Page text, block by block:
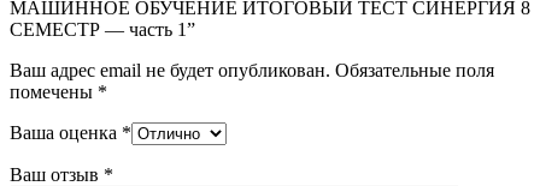
МАШИННОЕ ОБУЧЕНИЕ ИТОГОВЫЙ ТЕСТ СИНЕРГИЯ 8
СЕМЕСТР — часть 1”
Ваш адрес email не будет опубликован. Обязательные поля
помечены *
Ваша оценка *
Ваш отзыв *